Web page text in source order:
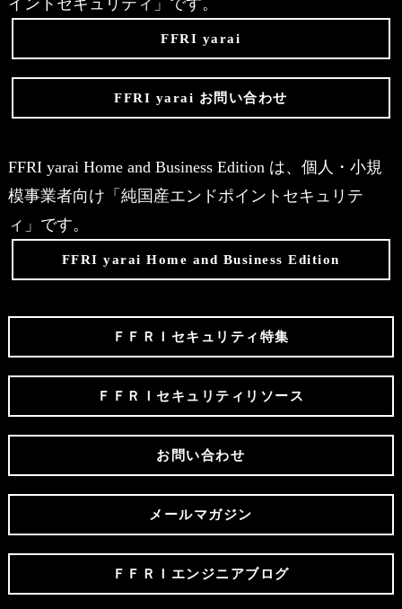
FFRI yarai
FFRI yarai お問い合わせ
FFRI yarai Home and Business Edition は、個人・小規
模事業者向け「純国産エンドポイントセキュリテ
ィ」です。
FFRI yarai Home and Business Edition
ＦＦＲＩセキュリティ特集
ＦＦＲＩセキュリティリソース
お問い合わせ
メールマガジン
ＦＦＲＩエンジニアブログ